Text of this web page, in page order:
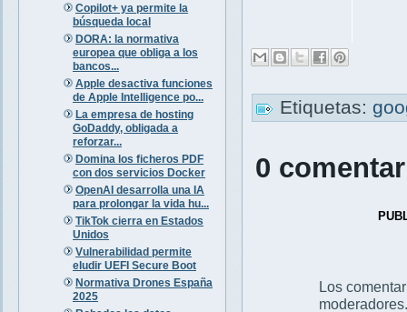
Copilot+ ya permite la
búsqueda local
DORA: la normativa
europea que obliga a los
bancos...
Apple desactiva funciones
de Apple Intelligence po...
La empresa de hosting
GoDaddy, obligada a
reforzar...
Domina los ficheros PDF
con dos servicios Docker
OpenAI desarrolla una IA
para prolongar la vida hu...
TikTok cierra en Estados
Unidos
Vulnerabilidad permite
eludir UEFI Secure Boot
Normativa Drones España
2025
Etiquetas:
0
Los
moderadores.